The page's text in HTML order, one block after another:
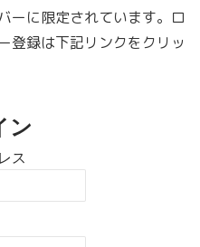
ーに限定されています。ロ
登録は下記リンクをクリッ
ン
ス